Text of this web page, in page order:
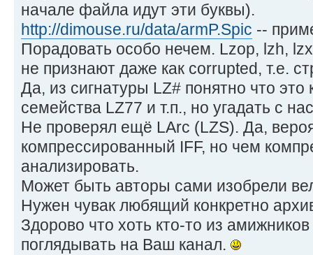
начале файла идут эти буквы).
http://dimouse.ru/data/armP.Spic --
Порадовать особо нечем. Lzop, lzh,
не признают даже как corrupted, т.е.
Да, из сигнатуры LZ# понятно что это
семейства LZ77 и т.п., но угадать с
Не проверял ещё LArc (LZS). Да,
компрессированный IFF, но чем
анализировать.
Может быть авторы сами изобрели
Нужен чувак любящий конкретно
Здорово что хоть кто-то из
поглядывать на Ваш канал.